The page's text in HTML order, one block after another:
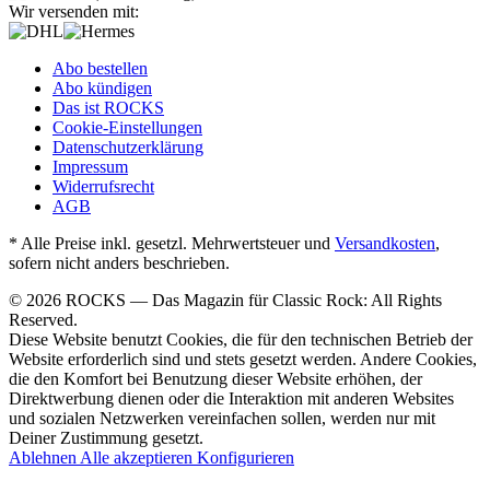
Wir versenden mit:
Abo bestellen
Abo kündigen
Das ist ROCKS
Cookie-Einstellungen
Datenschutzerklärung
Impressum
Widerrufsrecht
AGB
* Alle Preise inkl. gesetzl. Mehrwertsteuer und Versandkosten,
sofern nicht anders beschrieben.
© 2026 ROCKS — Das Magazin für Classic Rock: All Rights
Reserved.
Diese Website benutzt Cookies, die für den technischen Betrieb der
Website erforderlich sind und stets gesetzt werden. Andere Cookies,
die den Komfort bei Benutzung dieser Website erhöhen, der
Direktwerbung dienen oder die Interaktion mit anderen Websites
und sozialen Netzwerken vereinfachen sollen, werden nur mit
Deiner Zustimmung gesetzt.
Ablehnen Alle akzeptieren Konfigurieren